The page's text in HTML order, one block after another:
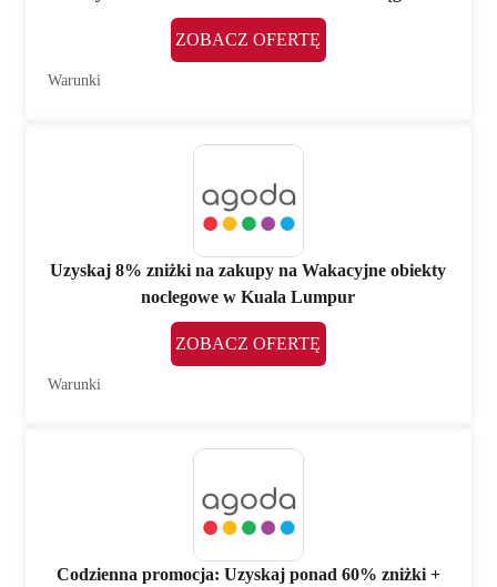
ZOBACZ OFERTĘ
Warunki
Uzyskaj 8% zniżki na zakupy na Wakacyjne obiekty
noclegowe w Kuala Lumpur
ZOBACZ OFERTĘ
Warunki
Codzienna promocja: Uzyskaj ponad 60% zniżki +